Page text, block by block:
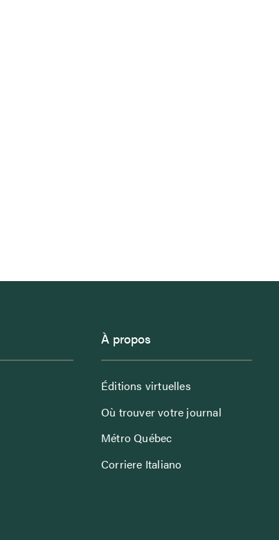
À propos
Éditions virtuelles
Où trouver votre journal
Métro Québec
Corriere Italiano